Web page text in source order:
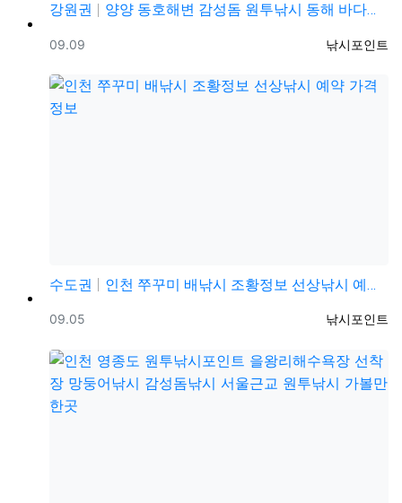
강원권 양양 동호해변 감성돔 원투낚시 동해 바다낚시 포인트 및…
등록자
낚시포인트
등록일
09.09
수도권 인천 쭈꾸미 배낚시 조황정보 선상낚시 예약 가격 정보
등록자
낚시포인트
등록일
09.05